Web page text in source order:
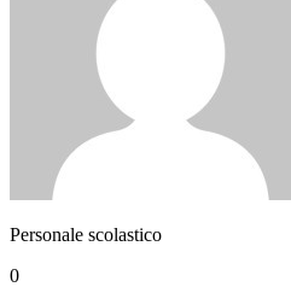
Personale scolastico
0